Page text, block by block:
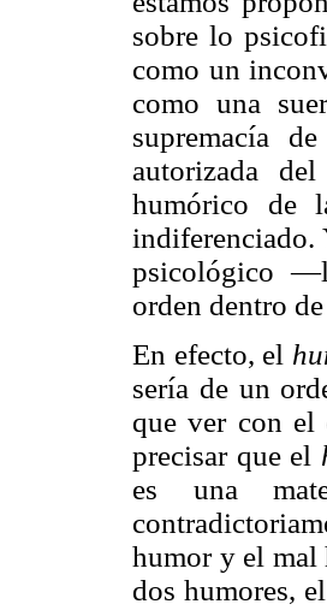
sobre lo
como un
como una
supremacía
autorizada del
humórico de
indiferenciado.
psicológico
orden dentro
En efecto, el
sería de un
que ver con el
precisar que el
es una
humor y el mal
dos humores,